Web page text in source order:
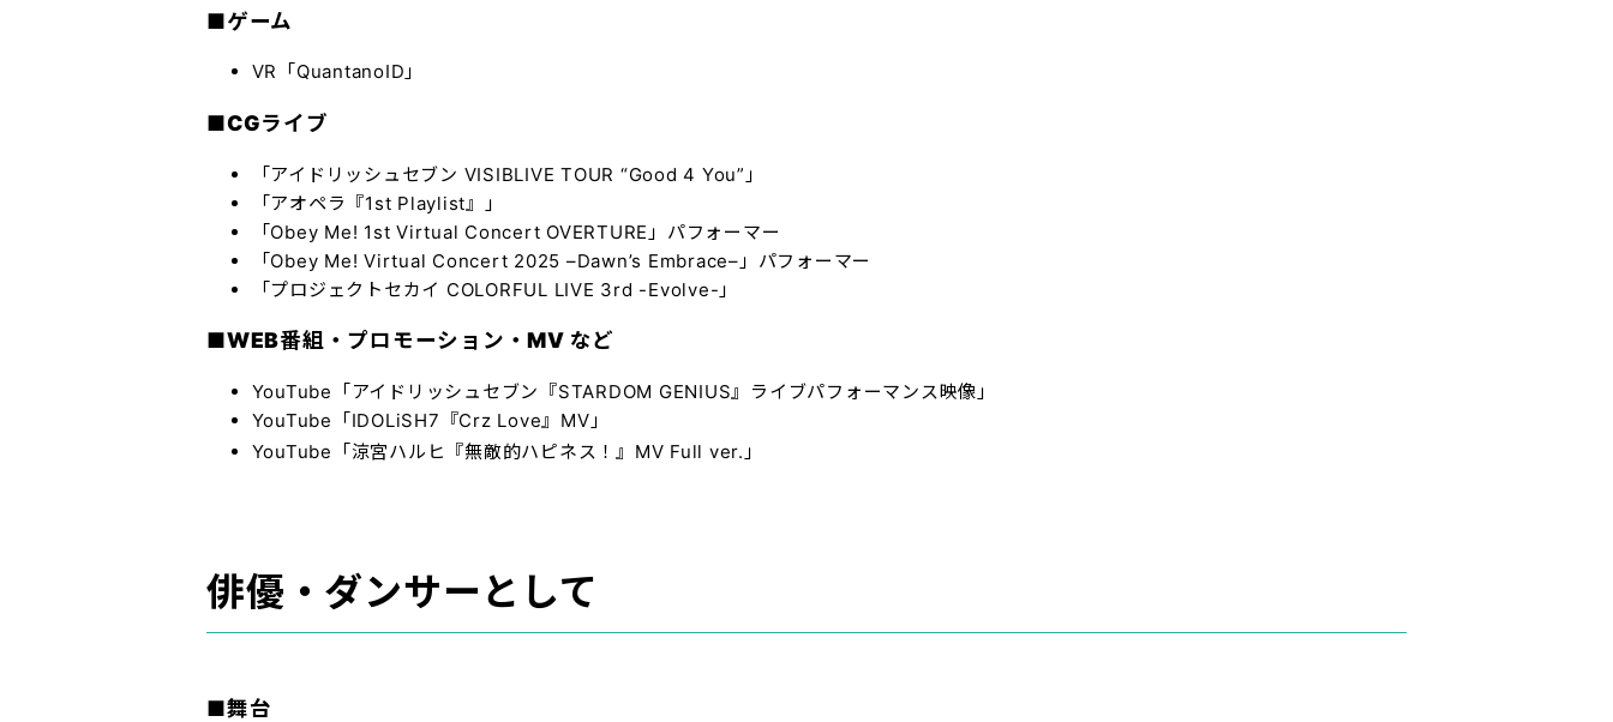
■ゲーム
VR「QuantanoID」
■CGライブ
「アイドリッシュセブン VISIBLIVE TOUR “Good 4 You”」
「アオペラ『1st Playlist』」
「Obey Me! 1st Virtual Concert OVERTURE」パフォーマー
「Obey Me! Virtual Concert 2025 –Dawn’s Embrace–」 パフォーマー
「プロジェクトセカイ COLORFUL LIVE 3rd -Evolve-」
■WEB番組・プロモーション・MV など
YouTube「アイドリッシュセブン『STARDOM GENIUS』ライブパフォーマンス映像」
YouTube「IDOLiSH7『Crz Love』MV」
YouTube「涼宮ハルヒ『無敵的ハピネス！』MV Full ver.」
俳優・ダンサーとして
■舞台